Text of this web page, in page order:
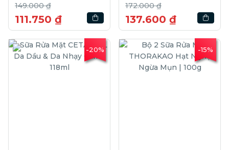
149.000 ₫
111.750 ₫
172.000 ₫
137.600 ₫
-20% -15%